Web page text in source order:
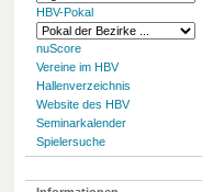
HBV-Pokal
nuScore
Vereine im HBV
Hallenverzeichnis
Website des HBV
Seminarkalender
Spielersuche